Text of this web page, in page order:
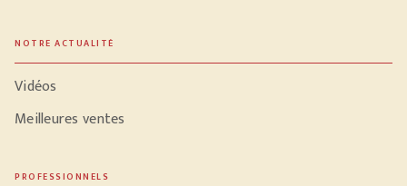
NOTRE ACTUALITÉ
Vidéos
Meilleures ventes
PROFESSIONNELS